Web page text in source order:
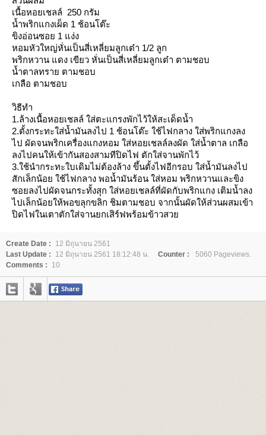
เนื้อหอยเชลล์ 250 กรัม
น้ำพริกแกงเผ็ด 1 ช้อนโต๊ะ
ขิงอ่อนซอย 1 แง่ง
หอมหัวใหญ่หั่นเป็นสี่เหลี่ยมลูกเต๋า 1/2 ลูก
พริกหวาน แดง เขียว หั่นเป็นสี่เหลี่ยมลูกเต๋า ตามชอบ
น้ำตาลทราย ตามชอบ
เกลือ ตามชอบ
วิธีทำ
1.ล้างเนื้อหอยเชลล์ ใส่ตะแกรงพักไว้ให้สะเด็ดน้ำ
2.ตั้งกระทะใส่น้ำมันลงไป 1 ช้อนโต๊ะ ใช้ไฟกลาง ใส่พริกแกงลง
ไป ผัดจนพริกเครื่องแกงหอม ใส่หอยเชลล์ลงผัด ใส่น้ำตาล เกลือ
ลงไปคนให้เข้ากันสองสามทีปิดไฟ ตักใส่จานพักไว้
3.ใช้นำกระทะใบเดิมไม่ต้องล้าง ขึ้นตั้งไฟอีกรอบ ใส่น้ำมันลงไป
สักเล็กน้อย ใช้ไฟกลาง พอน้ำมันร้อน ใส่หอม พริกหวานและขิง
ซอยลงไปผัดจนกระทั้งสุก ใส่หอยเชลล์ที่ผัดกับพริกแกง เติมน้ำลง
ไปเล็กน้อยให้พอขลุกขลิก ชิมตามชอบ จากนั้นผัดให้ส่วนผสมเข้า
ปิดไฟในเตาตักใส่จานยกเสิร์ฟพร้อมข้าวสว
Create Date :
12 มิถุนายน 2561
Last Update :
12 มิถุนายน 2561 18:12:48 น. Counter :
5060 Pageviews.
Comments :
10